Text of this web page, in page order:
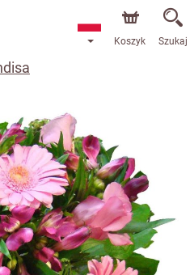
za pośrednictwem naszego
możliwy termin dostawy
powodu urlopu.
Koszyk Szukaj